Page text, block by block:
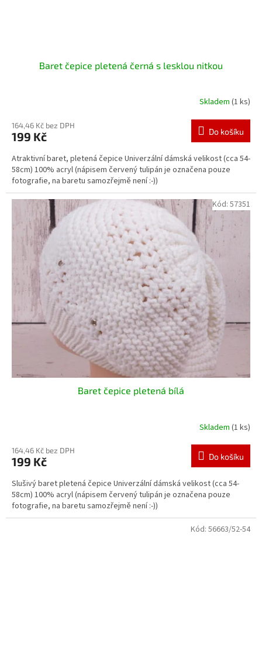
Baret čepice pletená černá s lesklou nitkou
Skladem (1 ks)
164,46 Kč bez DPH
199 Kč Do košíku
Atraktivní baret, pletená čepice Univerzální dámská velikost (cca 54-
58cm) 100% acryl (nápisem červený tulipán je označena pouze
fotografie, na baretu samozřejmě není :-))
Baret čepice pletená bílá
Skladem (1 ks)
164,46 Kč bez DPH
199 Kč Do košíku
Slušivý baret pletená čepice Univerzální dámská velikost (cca 54-
58cm) 100% acryl (nápisem červený tulipán je označena pouze
fotografie, na baretu samozřejmě není :-))
Kód: 57351
Kód: 56663/52-54